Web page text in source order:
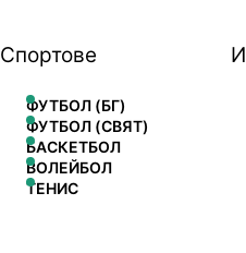
Спортове
ФУТБОЛ (БГ)
ФУТБОЛ (СВЯТ)
БАСКЕТБОЛ
ВОЛЕЙБОЛ
ТЕНИС